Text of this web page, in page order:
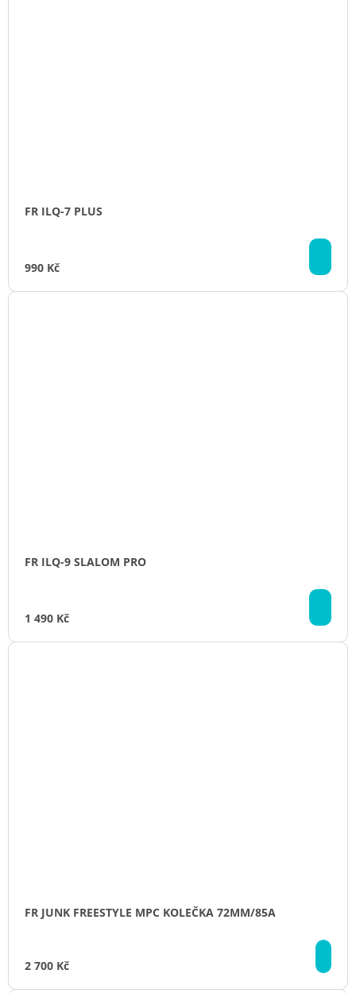
FR ILQ-7 PLUS
990 Kč
FR ILQ-9 SLALOM PRO
1 490 Kč
FR JUNK FREESTYLE MPC KOLEČKA 72MM/85A
2 700 Kč